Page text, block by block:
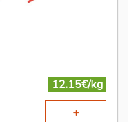
12.15€/kg
+